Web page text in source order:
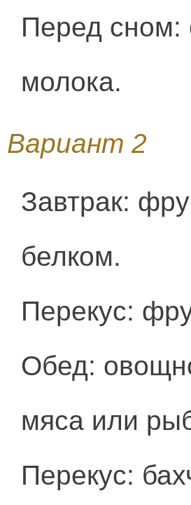
Перед сном:
молока.
Вариант 2
Завтрак:
белком.
Перекус:
Обед:
мяса или
Перекус: